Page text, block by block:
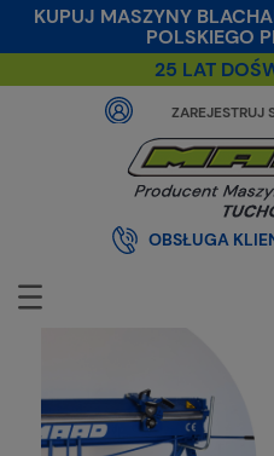
KUPUJ MASZYNY
POLSKIEGO
25 LAT
ZAREJESTRUJ
OBSŁUGA